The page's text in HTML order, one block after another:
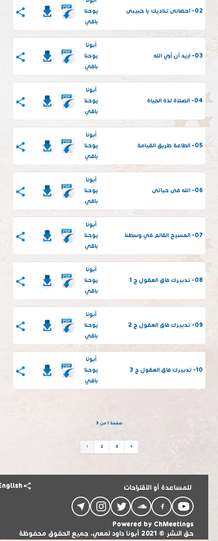
يوحنا
باقي
03- اريد أن أري الله
أبونا
يوحنا
باقي
04- الصلاة لذة الحياة
أبونا
يوحنا
باقي
05- الطاعة طريق القيامة
أبونا
يوحنا
باقي
أبونا
يوحنا
باقي
أبونا
يوحنا
باقي
أبونا
يوحنا
باقي
أبونا
يوحنا
باقي
أبونا
يوحنا
باقي
صفحة 1 من 3
للمساعدة أو الاقتراحات English
Powered byChMeetings
حق النشر © 2021 أبونا داود لمعي. جميع الحقوق محفوظة